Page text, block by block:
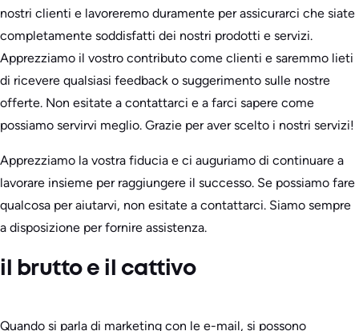
nostri clienti e lavoreremo duramente per assicurarci che siate
completamente soddisfatti dei nostri prodotti e servizi.
Apprezziamo il vostro contributo come clienti e saremmo lieti
di ricevere qualsiasi feedback o suggerimento sulle nostre
offerte. Non esitate a contattarci e a farci sapere come
possiamo servirvi meglio. Grazie per aver scelto i nostri servizi!
Apprezziamo la vostra fiducia e ci auguriamo di continuare a
lavorare insieme per raggiungere il successo. Se possiamo fare
qualcosa per aiutarvi, non esitate a contattarci. Siamo sempre
a disposizione per fornire assistenza.
il brutto e il cattivo
Quando si parla di marketing con le e-mail, si possono